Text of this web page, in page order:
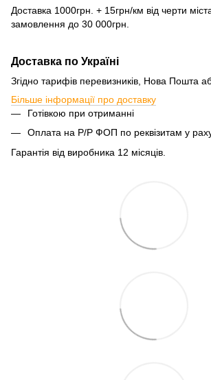
Доставка 1000грн. + 15грн/км від черти
замовлення до 30 000грн.
Доставка по Україні
Згідно тарифів перевизників, Нова Пошта
Більше інформації про доставку
Готівкою при отриманні
Оплата на Р/Р ФОП по реквізитам у
Гарантія від виробника 12 місяців.